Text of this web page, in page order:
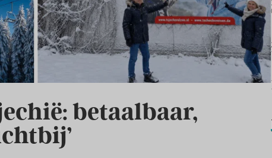
betaalbaar,